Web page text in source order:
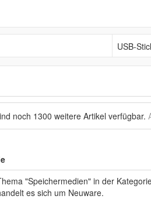
USB-Sticks
noch 1300 weitere Artikel verfügbar.
"Speichermedien" in der
es sich um Neuware.